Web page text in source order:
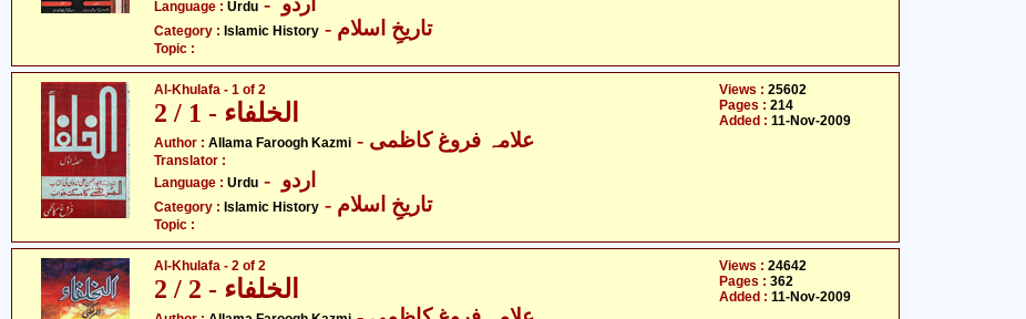
Language : Urdu
Category : Islamic History - تاریخِ اسلام
Topic :
Al-Khulafa - 1 of 2
الخلفاء - 1 / 2
Author : Allama Faroogh Kazmi - علامہ فروغ کاظمی
Translator :
Language : Urdu
Category : Islamic History - تاریخِ اسلام
Topic :
Views : 25602
Pages : 214
Added : 11-Nov-2009
Al-Khulafa - 2 of 2
الخلفاء - 2 / 2
Views : 24642
Pages : 362
Added : 11-Nov-2009